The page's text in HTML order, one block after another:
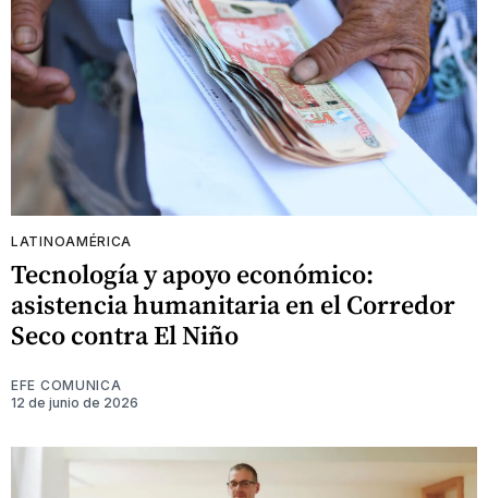
LATINOAMÉRICA
Tecnología y apoyo económico:
asistencia humanitaria en el Corredor
Seco contra El Niño
EFE COMUNICA
12 de junio de 2026